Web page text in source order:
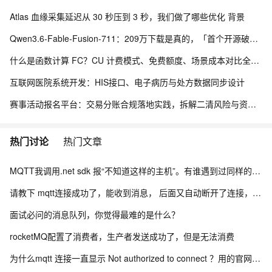
Atlas 血缘采集延迟从 30 秒压到 3 秒，我们做了哪些优化 背景
Qwen3.6-Fable-Fusion-711：209万下载是真的，「首个开源破700」得另说
什么是函数计算 FC？CU 计费模式、免费额度、场景成本对比全说明
互联网医院系统开发：HIS接口、电子病历与处方数据同步设计
赛事活动报名平台：交易分账合规落地实践，拆解二清风险与资金隔离要点
热门讨论 热门文章
MQTT我调用.net sdk 报“不知道这样的主机”。有谁遇到过同样的问题吗？参数配的都没有问题？
请教下 mqtt连接成功了，能收到消息， 后面又自动断开了连接， 是什么情况？
面试必问的消息队列，你觉得最难的是什么？
rocketMQ配置了消费者，生产者发送成功了，但是无法消费
为什么mqtt 连接一直显示 Not authorized to connect ？用的官网示例。